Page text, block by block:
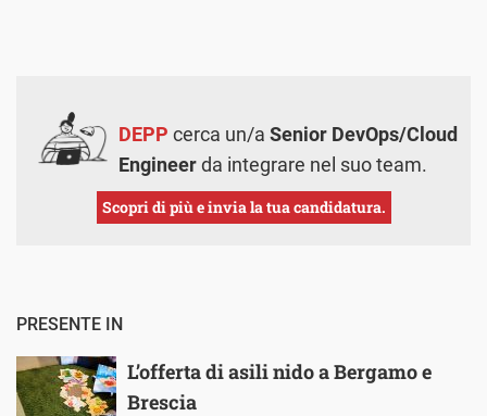
DEPP cerca un/a Senior DevOps/Cloud
Engineerda integrare nel suo team.
Scopri di più e invia la tua candidatura.
PRESENTE IN
L’offerta di asili nido a Bergamo e
Brescia